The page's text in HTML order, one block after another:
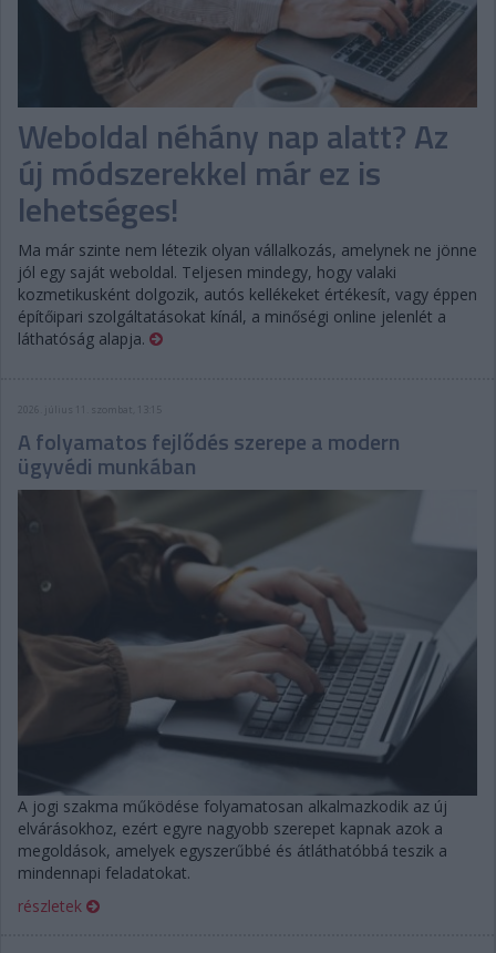
Weboldal néhány nap alatt? Az
új módszerekkel már ez is
lehetséges!
Ma már szinte nem létezik olyan vállalkozás, amelynek ne jönne
jól egy saját weboldal. Teljesen mindegy, hogy valaki
kozmetikusként dolgozik, autós kellékeket értékesít, vagy éppen
építőipari szolgáltatásokat kínál, a minőségi online jelenlét a
láthatóság alapja.
2026. július 11. szombat, 13:15
A folyamatos fejlődés szerepe a modern
ügyvédi munkában
A jogi szakma működése folyamatosan alkalmazkodik az új
elvárásokhoz, ezért egyre nagyobb szerepet kapnak azok a
megoldások, amelyek egyszerűbbé és átláthatóbbá teszik a
mindennapi feladatokat.
részletek